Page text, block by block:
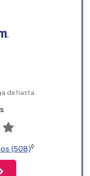
de hasta
(508)◊